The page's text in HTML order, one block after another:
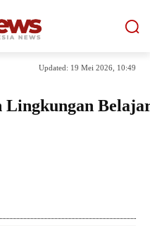
Updated: 19 Mei 2026, 10:49
Lingkungan